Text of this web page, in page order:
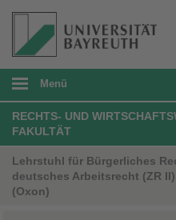
Menü
RECHTS- UND
FAKULTÄT
Lehrstuhl für Bürgerliches
deutsches Arbeitsrecht (ZR
(Oxon)